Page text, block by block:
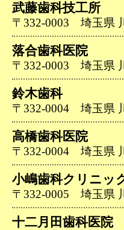
武藤歯科技工所
〒332-0003 埼玉県
落合歯科医院
〒332-0003 埼玉県
鈴木歯科
〒332-0004 埼玉県
高橋歯科医院
〒332-0004 埼玉県
小嶋歯科クリニッ
〒332-0005 埼玉県
十二月田歯科医院